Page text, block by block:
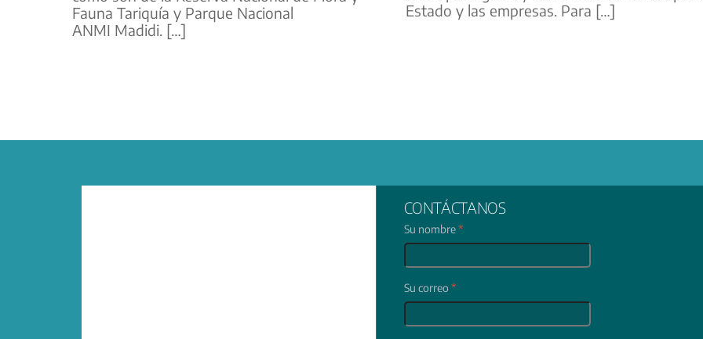
Fauna Tariquía y Parque Nacional
ANMI Madidi. […]
Estado y las empresas. Para […]
CONTÁCTANOS
Su nombre*
Su correo *